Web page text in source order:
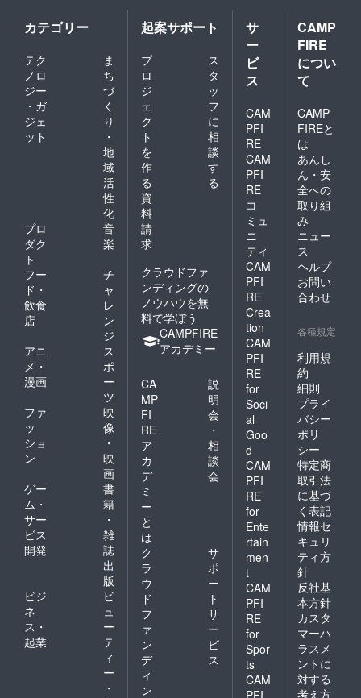
CAMPF
IRE手数
料、シ
ステム
利用料
込みで
33,328
りま
す。 ※
ご要望
が多い
場合に
は限定
数を追
加調整
する可
能性が
ござい
ます。
カテゴリー
テク
ノロ
ジー
・ガ
ジェ
ット
ま
ち
づ
く
り
・
地
域
活
性
化
プロ
ダク
ト
音
楽
フー
ド・
飲食
店
チ
ャ
レ
ン
ジ
アニ
メ・
漫画
ス
ポ
ー
ツ
ファ
ッ
ショ
ン
映
像
・
映
画
ゲー
ム・
サー
ビス
開発
書
籍
・
雑
誌
出
版
ビジ
ネ
ス・
起業
ビ
ュ
ー
テ
ィ
ー
・
起案サポート
プ
ロ
ジ
ェ
ク
ト
を
作
る
ス
タ
ッ
フ
に
相
談
す
る
資
料
請
求
クラウドファ
ンディングの
ノウハウを無
料で学ぼう
CAMPFIRE
アカデミー
CA
MP
FI
RE
ア
カ
デ
ミ
ー
と
は
説
明
会
・
相
談
会
ク
ラ
ウ
ド
フ
ァ
ン
デ
ィ
ン
サ
ポ
ー
ト
サ
ー
ビ
ス
サ
ー
ビ
ス
CAM
PFI
RE
CAM
PFI
RE
コ
ミュ
ニ
ティ
CAM
PFI
RE
Crea
tion
CAM
PFI
RE
for
Soci
al
Goo
d
CAM
PFI
RE
for
Ente
rtain
men
t
CAM
PFI
RE
for
Spor
ts
CAM
PFI
CAMP
FIRE
につい
て
CAMP
FIREと
は
あんし
ん・安
全への
取り組
み
ニュー
ス
ヘルプ
お問い
合わせ
各種規定
利用規
約
細則
プライ
バシー
ポリ
シー
特定商
取引法
に基づ
く表記
情報セ
キュリ
ティ方
針
反社基
本方針
カスタ
マーハ
ラスメ
ントに
対する
考え方